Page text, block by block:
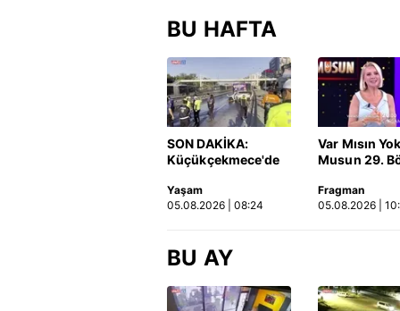
BU HAFTA
SON DAKİKA:
Küçükçekmece'de
Otomobil, İETT
otobüsüne çarptı: 3
Yaşam
05.08.2026 | 08:24
Var Mısın
Musun 29.
yayınlandı |
Fragman
05.08.2026 |
BU AY